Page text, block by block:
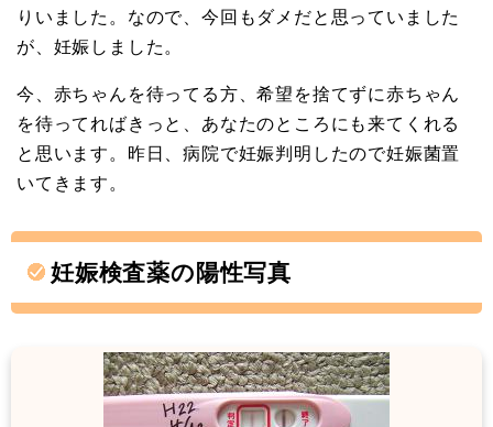
りいました。なので、今回もダメだと思っていました
が、妊娠しました。
今、赤ちゃんを待ってる方、希望を捨てずに赤ちゃん
を待ってればきっと、あなたのところにも来てくれる
と思います。昨日、病院で妊娠判明したので妊娠菌置
いてきます。
妊娠検査薬の陽性写真